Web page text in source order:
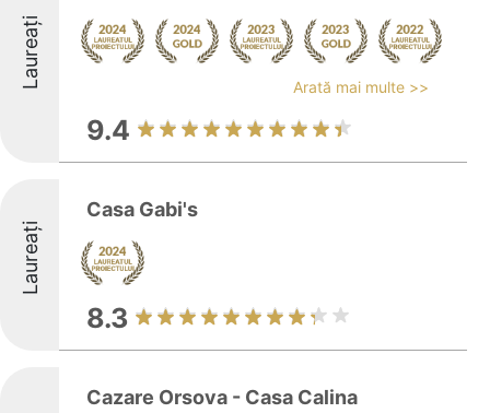
Laureați Arată mai multe >>
9.4
Laureați
Casa Gabi's
8.3
Cazare Orsova - Casa Calina